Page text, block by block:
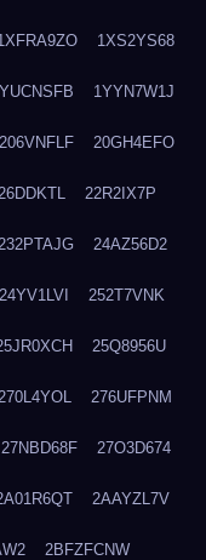
1XS2YS68
1YYN7W1J
206VNFLF 20GH4EFO
22R2IX7P
232PTAJG 24AZ56D2
24YV1LVI 252T7VNK
25Q8956U
270L4YOL 276UFPNM
27NBD68F 27O3D674
2AAYZL7V
2BFZFCNW